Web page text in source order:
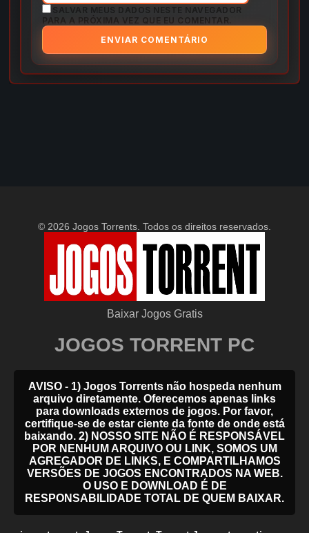
SALVAR MEUS DADOS NESTE NAVEGADOR
PARA A PRÓXIMA VEZ QUE EU COMENTAR.
© 2026 Jogos Torrents. Todos os direitos reservados.
Baixar Jogos Gratis
JOGOS TORRENT PC
AVISO - 1) Jogos Torrents não hospeda nenhum
arquivo diretamente. Oferecemos apenas links
para downloads externos de jogos. Por favor,
certifique-se de estar ciente da fonte de onde está
baixando. 2) NOSSO SITE NÃO É RESPONSÁVEL
POR NENHUM ARQUIVO OU LINK, SOMOS UM
AGREGADOR DE LINKS, E COMPARTILHAMOS
VERSÕES DE JOGOS ENCONTRADOS NA WEB.
O USO E DOWNLOAD É DE
RESPONSABILIDADE TOTAL DE QUEM BAIXAR.